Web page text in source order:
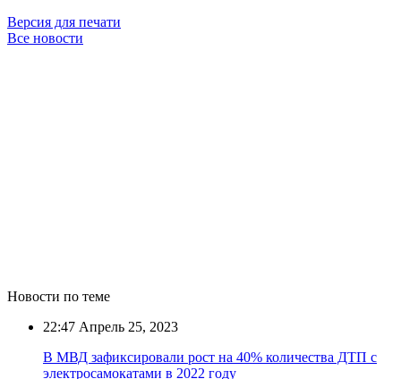
Версия для печати
Все новости
Новости по теме
22:47 Апрель 25, 2023
В МВД зафиксировали рост на 40% количества ДТП с
электросамокатами в 2022 году